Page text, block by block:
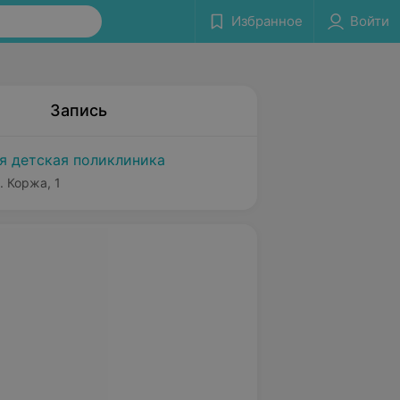
Избранное Войти
Запись
детская поликлиника
Коржа, 1